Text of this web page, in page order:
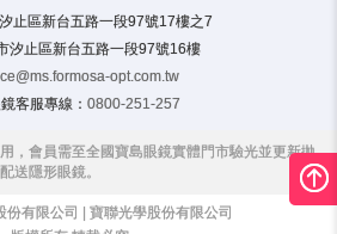
止區新台五路一段97號17樓之7
汐止區新台五路一段97號16樓
opt.com.tw
客服專線： 0800-251-257